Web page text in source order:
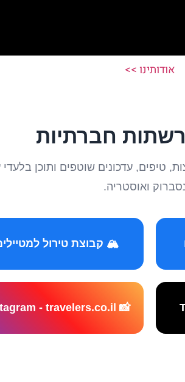
אודותינו >>
חברתיות
טיפים, עדכונים שוטפים ותוכן בלעדי
ואוסטריה.
🏔️ קבוצת טירול
📸 Instagram - travelers.co.il